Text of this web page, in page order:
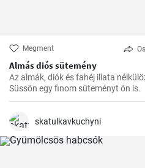
Megment
Almás diós sütemény
Az almák, diók és fahéj illata
Süssön egy finom süteményt ön is.
skatulkavkuchyni